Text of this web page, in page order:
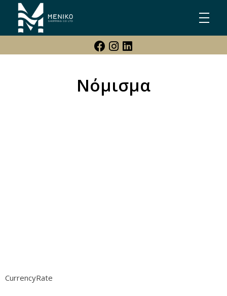
Meniko Shipping Co Ltd
Shipping, Maritime & Freight Forwarding company
Νόμισμα
CurrencyRate